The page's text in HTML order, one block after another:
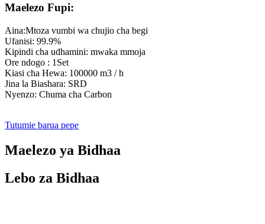
Maelezo Fupi:
Aina:Mtoza vumbi wa chujio cha begi
Ufanisi: 99.9%
Kipindi cha udhamini: mwaka mmoja
Ore ndogo : 1Set
Kiasi cha Hewa: 100000 m3 / h
Jina la Biashara: SRD
Nyenzo: Chuma cha Carbon
Tutumie barua pepe
Maelezo ya Bidhaa
Lebo za Bidhaa